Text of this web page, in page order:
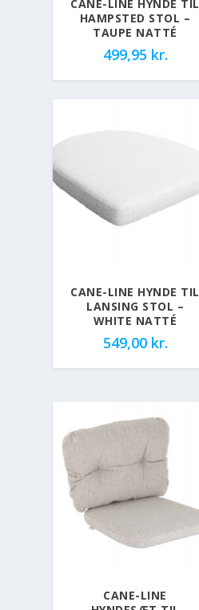
CANE-LINE HYNDE TIL
HAMPSTED STOL –
TAUPE NATTÉ
499,95 kr.
CANE-LINE HYNDE TIL
LANSING STOL –
WHITE NATTÉ
549,00 kr.
CANE-LINE